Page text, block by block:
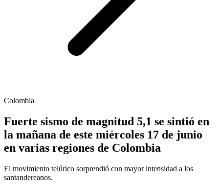
Colombia
Fuerte sismo de magnitud 5,1 se sintió en
la mañana de este miércoles 17 de junio
en varias regiones de Colombia
El movimiento telúrico sorprendió con mayor intensidad a los
santandereanos.